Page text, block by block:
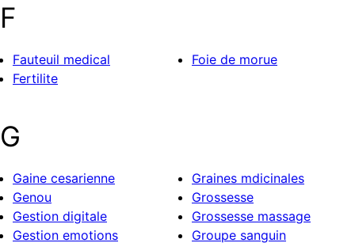
F
Fauteuil medical
Fertilite
Foie de morue
G
Gaine cesarienne
Genou
Gestion digitale
Gestion emotions
Graines mdicinales
Grossesse
Grossesse massage
Groupe sanguin